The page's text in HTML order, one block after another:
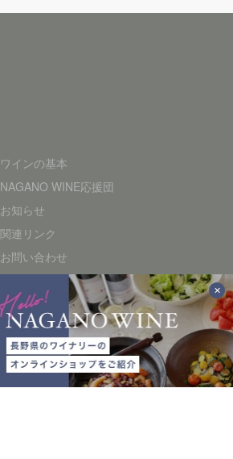
ワインの基本
NAGANO WINE応援団
お知らせ
関連リンク
お問い合わせ
プライバシーポリシー